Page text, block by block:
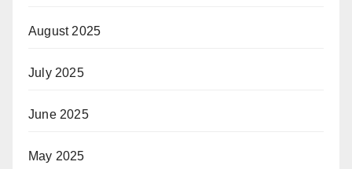
August 2025
July 2025
June 2025
May 2025